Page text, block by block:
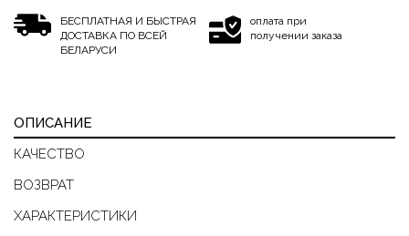
БЕСПЛАТНАЯ И БЫСТРАЯ
ДОСТАВКА ПО ВСЕЙ
БЕЛАРУСИ
оплата при
получении заказа
ОПИСАНИЕ
КАЧЕСТВО
ВОЗВРАТ
ХАРАКТЕРИСТИКИ